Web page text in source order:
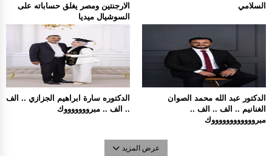
الارجنتين ومصر يغلق حساباته على
السوشيال ميديا
السلامي
الدكتوره سارة ابراهيم الجزازي .. الف
.. الف .. مبروووووووك
الدكتور عبد الله محمد الصوان
الغنانيم .. الف .. الف ..
مبرووووووووووووك
عرض المزيد